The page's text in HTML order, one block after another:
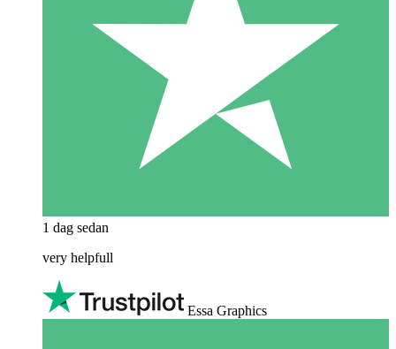
1 dag sedan
very helpfull
Essa Graphics